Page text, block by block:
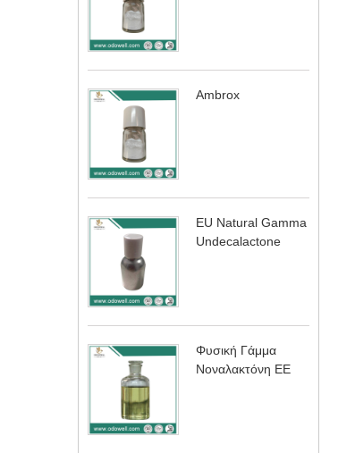
Ambrox
EU Natural Gamma
Undecalactone
Φυσική Γάμμα
Νοναλακτόνη ΕΕ